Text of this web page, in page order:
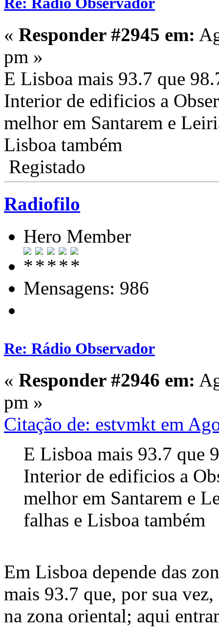
« Responder #2945 em:
pm »
E Lisboa mais 93.7 que
Interior de edificios a
melhor em Santarem e
Lisboa também
Registado
Radiofilo
Hero Member
Mensagens: 986
Re: Rádio Observador
« Responder #2946 em:
pm »
Citação de: estvmkt em
E Lisboa mais 93.7 que
Interior de edificios a
melhor em Santarem e
falhas e Lisboa também
Em Lisboa depende das
mais 93.7 que, por sua
na zona oriental; aqui